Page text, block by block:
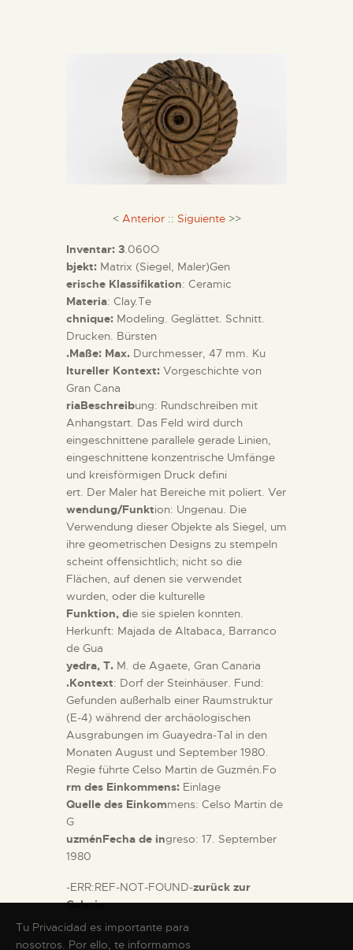
< Anterior:: Siguiente>>
Inventar: 3.060O
bjekt: Matrix (Siegel, Maler)Gen
erische Klassifikation: Ceramic
Materia: Clay.Te
chnique: Modeling. Geglättet. Schnitt.
Drucken. Bürsten
.Maße: Max. Durchmesser, 47 mm. Ku
ltureller Kontext: Vorgeschichte von
Gran Cana
riaBeschreibung: Rundschreiben mit
Anhangstart. Das Feld wird durch
eingeschnittene parallele gerade Linien,
eingeschnittene konzentrische Umfänge
und kreisförmigen Druck defini
ert. Der Maler hat Bereiche mit poliert. Ver
wendung/Funktion: Ungenau. Die
Verwendung dieser Objekte als Siegel, um
ihre geometrischen Designs zu stempeln
scheint offensichtlich; nicht so die
Flächen, auf denen sie verwendet
wurden, oder die kulturelle
Funktion, die sie spielen konnten.
Herkunft: Majada de Altabaca, Barranco
de Gua
yedra, T. M. de Agaete, Gran Canaria
.Kontext: Dorf der Steinhäuser. Fund:
Gefunden außerhalb einer Raumstruktur
(E-4) während der archäologischen
Ausgrabungen im Guayedra-Tal in den
Monaten August und September 1980.
Regie führte Celso Martin de Guzmén.Fo
rm des Einkommens: Einlage
Quelle des Einkommens: Celso Martin de
G
uzménFecha de ingreso: 17. September
1980
-ERR:REF-NOT-FOUND-zurück zur
Galerie
Tu Privacidad es importante para
nosotros. Por ello, te informamos